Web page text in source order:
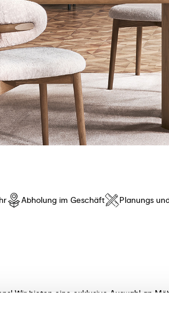
Abholung im Geschäft Planungs
Wir bieten eine exklusive Auswahl an
Design und besonderem Komfort.